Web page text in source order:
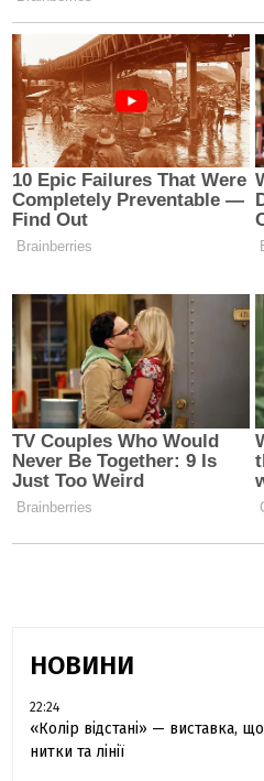
НОВИНИ
22:24
«Колір відстані» — виставка,
нитки та лінії